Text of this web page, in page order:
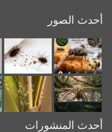
أحدث الصور
أحدث المنشورات